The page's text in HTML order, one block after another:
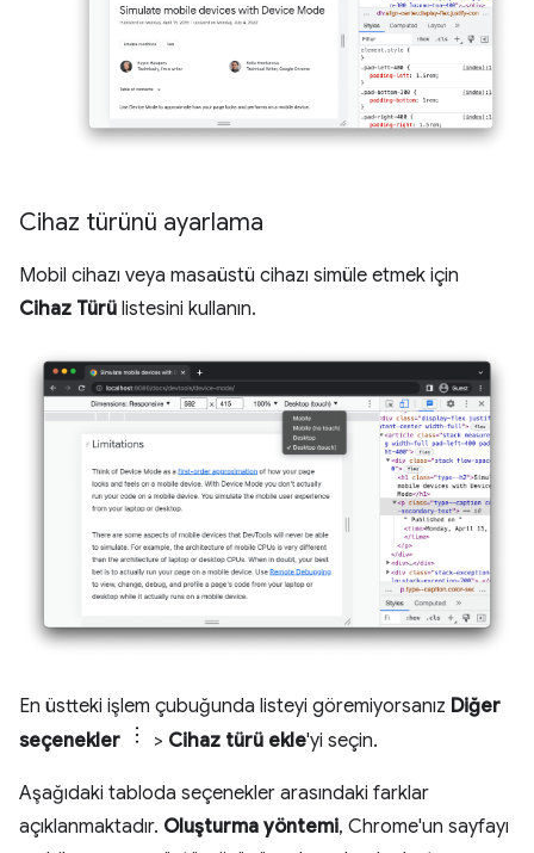
Cihaz türünü ayarlama
Mobil cihazı veya masaüstü cihazı simüle etmek için
Cihaz Türü listesini kullanın.
En üstteki işlem çubuğunda listeyi göremiyorsanız Diğer
seçenekler
> Cihaz türü ekle'yi seçin.
Aşağıdaki tabloda seçenekler arasındaki farklar
açıklanmaktadır. Oluşturma yöntemi, Chrome'un sayfayı